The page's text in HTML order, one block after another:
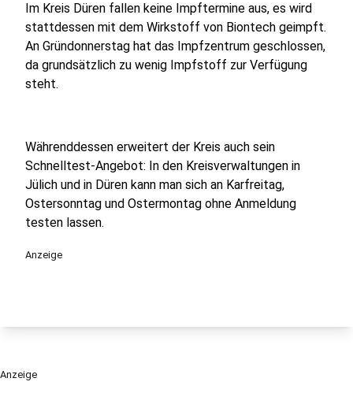
Im Kreis Düren fallen keine Impftermine aus, es wird
stattdessen mit dem Wirkstoff von Biontech geimpft.
An Gründonnerstag hat das Impfzentrum geschlossen,
da grundsätzlich zu wenig Impfstoff zur Verfügung
steht.
Währenddessen erweitert der Kreis auch sein
Schnelltest-Angebot: In den Kreisverwaltungen in
Jülich und in Düren kann man sich an Karfreitag,
Ostersonntag und Ostermontag ohne Anmeldung
testen lassen.
Anzeige
Anzeige